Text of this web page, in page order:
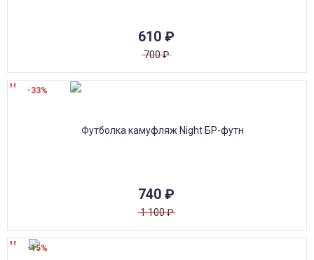
610 ₽
700₽
740 ₽
1 100₽
-33%
-15%